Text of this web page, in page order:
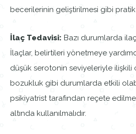
becerilerinin geliştirilmesi gibi pratik
İlaç Tedavisi: Bazı durumlarda
İlaçlar, belirtileri yönetmeye
düşük serotonin seviyeleriyle
bozukluk gibi durumlarda etkili
psikiyatrist tarafından reçete
altında kullanılmalıdır.